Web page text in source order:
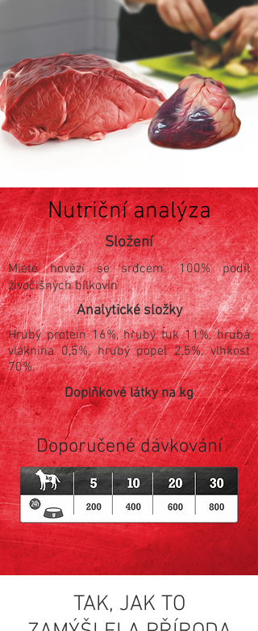
Nutriční analýza
Složení
Mleté hovězí se srdcem. 100% podíl
živočišných bílkovin
Analytické složky
Hrubý protein 16%, hrubý tuk 11%, hrubá
vláknina 0,5%, hrubý popel 2,5%, vlhkost
70%.
Doplňkové látky na kg
Doporučené dávkování
TAK, JAK TO